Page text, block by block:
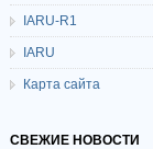
IARU-R1
IARU
Карта сайта
СВЕЖИЕ НОВОСТИ